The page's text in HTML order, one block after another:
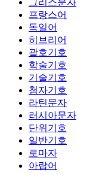
그리스문자
프랑스어
독일어
히브리어
괄호기호
학술기호
기술기호
첨자기호
라틴문자
러시아문자
단위기호
일반기호
로마자
아랍어